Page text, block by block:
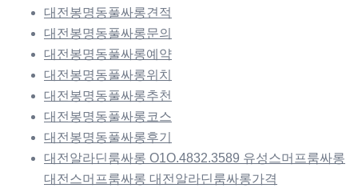
대전봉명동풀싸롱견적
대전봉명동풀싸롱문의
대전봉명동풀싸롱예약
대전봉명동풀싸롱위치
대전봉명동풀싸롱추천
대전봉명동풀싸롱코스
대전봉명동풀싸롱후기
대전알라딘룸싸롱 O1O.4832.3589 유성스머프룸싸롱
대전스머프룸싸롱 대전알라딘룸싸롱가격